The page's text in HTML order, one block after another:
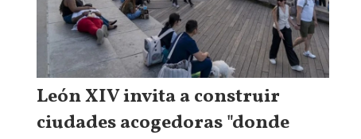
León XIV invita a construir
ciudades acogedoras "donde